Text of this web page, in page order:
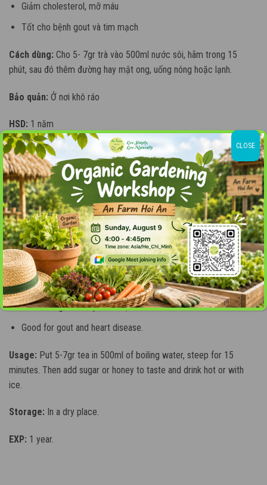
Giảm cholesterol, mỡ máu
Tốt cho bệnh gout và tim mạch
Cách dùng: Cho 5- 7gr trà vào 500ml nước sôi, hãm trong 15
phút, sau đó thêm đường hay mật ong, uống nóng hoặc lạnh.
Bảo quản: Ở nơi khô ráo
HSD: 1 năm
Ingredients: 100% Organic hibiscus.
Health benefits:
Rich in minerals and helps to prevent thirst.
Antioxidant, anti-aging.
Assists in weight loss.
Helps to maintain beautiful skin.
Reduce high blood pressure, cholesterol and blood fats.
Good for gout and heart disease.
Usage: Put 5-7gr tea in 500ml of boiling water, steep for 15
minutes. Then add sugar or honey to taste and drink hot or with
ice.
Storage: In a dry place.
EXP: 1 year.
CLOSE